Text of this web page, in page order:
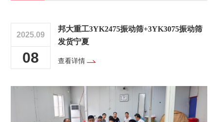
2025.09
08
邦大重工3YK2475振动筛+3YK3075振动筛
发货宁夏
查看详情